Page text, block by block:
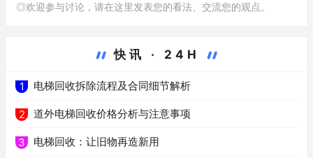
◎欢迎参与讨论，请在这里发表您的看法、交流您的观点。
快讯 · 24H
1 电梯回收拆除流程及合同细节解析
2 道外电梯回收价格分析与注意事项
3 电梯回收：让旧物再造新用